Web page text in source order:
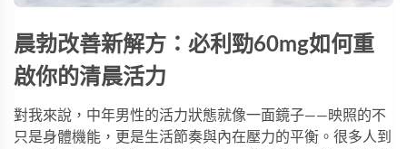
晨勃改善新解方：必利勁60mg如何重
啟你的清晨活力
對我來說，中年男性的活力狀態就像一面鏡子——映照的不
只是身體機能，更是生活節奏與內在壓力的平衡。很多人到